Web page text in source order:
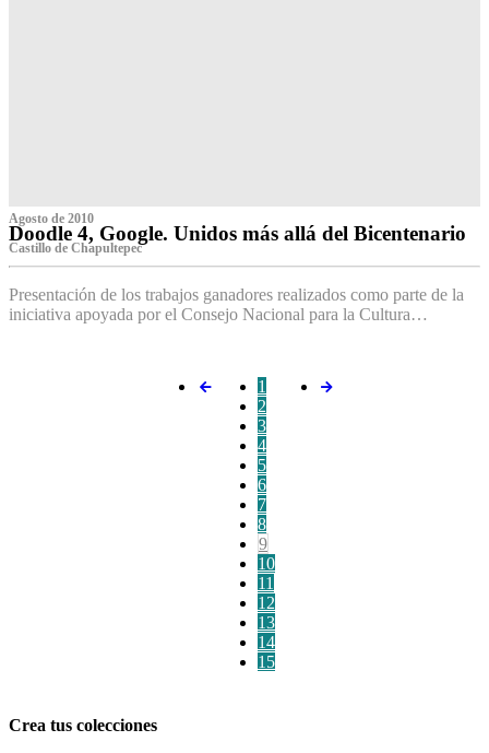
Agosto de 2010
Doodle 4, Google. Unidos más allá del Bicentenario
Castillo de Chapultepec
Presentación de los trabajos ganadores realizados como parte de la
iniciativa apoyada por el Consejo Nacional para la Cultura…
1
2
3
4
5
6
7
8
9
10
11
12
13
14
15
Crea tus colecciones